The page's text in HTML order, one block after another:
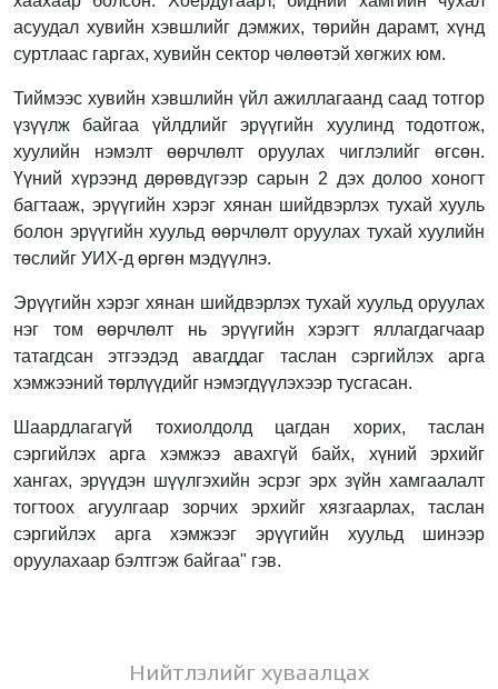
асуудал хувийн хэвшлийг дэмжих, төрийн дарамт, хүнд
суртлаас гаргах, хувийн сектор чөлөөтэй хөгжих юм.
Тиймээс хувийн хэвшлийн үйл ажиллагаанд саад тотгор
үзүүлж байгаа үйлдлийг эрүүгийн хуулинд тодотгож,
хуулийн нэмэлт өөрчлөлт оруулах чиглэлийг өгсөн.
Үүний хүрээнд дөрөвдүгээр сарын 2 дэх долоо хоногт
багтааж, эрүүгийн хэрэг хянан шийдвэрлэх тухай хууль
болон эрүүгийн хуульд өөрчлөлт оруулах тухай хуулийн
төслийг УИХ-д өргөн мэдүүлнэ.
Эрүүгийн хэрэг хянан шийдвэрлэх тухай хуульд оруулах
нэг том өөрчлөлт нь эрүүгийн хэрэгт яллагдагчаар
татагдсан этгээдэд авагддаг таслан сэргийлэх арга
хэмжээний төрлүүдийг нэмэгдүүлэхээр тусгасан.
Шаардлагагүй тохиолдолд цагдан хорих, таслан
сэргийлэх арга хэмжээ авахгүй байх, хүний эрхийг
хангах, эрүүдэн шүүлгэхийн эсрэг эрх зүйн хамгаалалт
тогтоох агуулгаар зорчих эрхийг хязгаарлах, таслан
сэргийлэх арга хэмжээг эрүүгийн хуульд шинээр
оруулахаар бэлтгэж байгаа" гэв.
Нийтлэлийг хуваалцах